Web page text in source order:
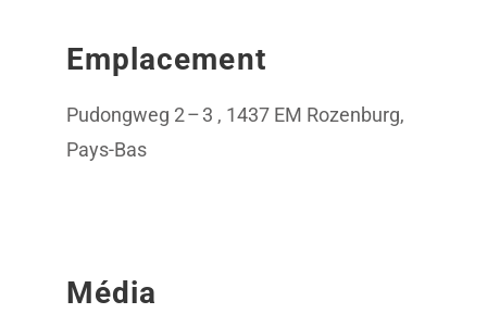
Emplacement
Pudongweg 2 – 3 , 1437 EM Rozenburg,
Pays-Bas
Média